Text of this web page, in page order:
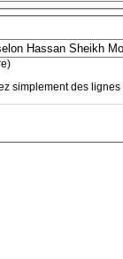
simplement des lignes